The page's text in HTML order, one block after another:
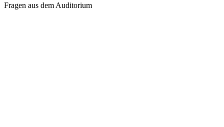
Fragen aus dem Auditorium